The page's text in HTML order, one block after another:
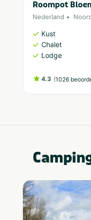
Roompot
Nederland
Kust
Chalet
Lodge
4.3 (1026